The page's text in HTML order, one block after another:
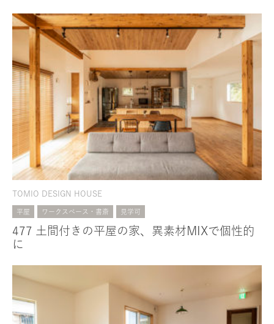
TOMIO DESIGN HOUSE
平屋 ワークスペース・書斎 見学可
477 土間付きの平屋の家、異素材MIXで個性的
に